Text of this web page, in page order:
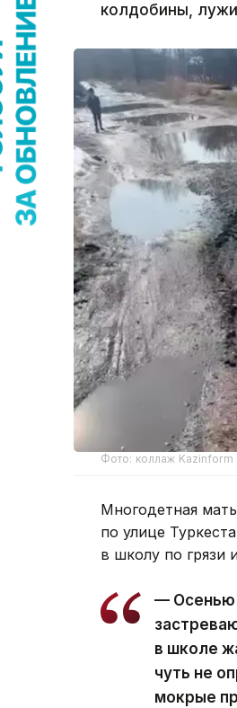
колдобины,
Фото: коллаж Kazinform
Многодетная
по улице
в школу по грязи
— Осенью
в школе
чуть не
мокрые